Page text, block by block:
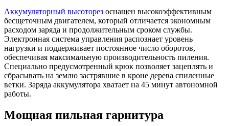
Аккумуляторный высоторез оснащен высокоэффективным
бесщеточным двигателем, который отличается экономным
расходом заряда и продолжительным сроком службы.
Электронная система управления распознает уровень
нагрузки и поддерживает постоянное число оборотов,
обеспечивая максимальную производительность пиления.
Специально предусмотренный крюк позволяет зацеплять и
сбрасывать на землю застрявшие в кроне дерева спиленные
ветки. Заряда аккумулятора хватает на 45 минут автономной
работы.
Мощная пильная гарнитура